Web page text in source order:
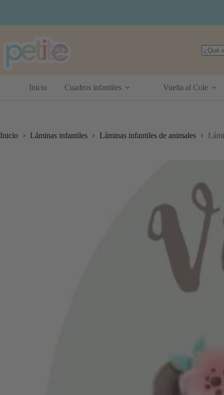
Inicio Cuadros infantiles Vuelta al Cole
Inicio Láminas infantiles Láminas infantiles de animales